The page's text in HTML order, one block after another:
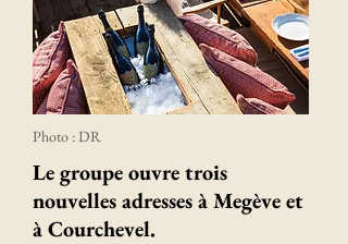
Photo : DR
Le groupe ouvre trois
nouvelles adresses à Megève et
à Courchevel.